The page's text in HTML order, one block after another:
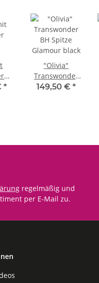
*
"Olivia"
Transwonder
BH Spitze
149,50 € *
regelmäßig und
per E-Mail zu.